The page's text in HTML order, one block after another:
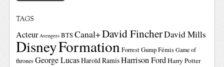
TAGS
Acteur Avengers BTSCanal+David FincherDavid Mills
DisneyFormationForrest GumpFémis Game of
thrones George LucasHarold RamisHarrison FordHarry Potter